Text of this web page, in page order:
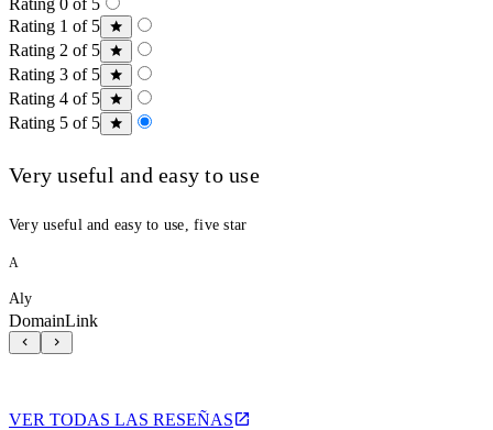
Rating 1 of 5
Rating 2 of 5
Rating 3 of 5
Rating 4 of 5
Rating 5 of 5
Very useful and easy to use
Very useful and easy to use, five star
A
Aly
DomainLink
VER TODAS LAS RESEÑAS